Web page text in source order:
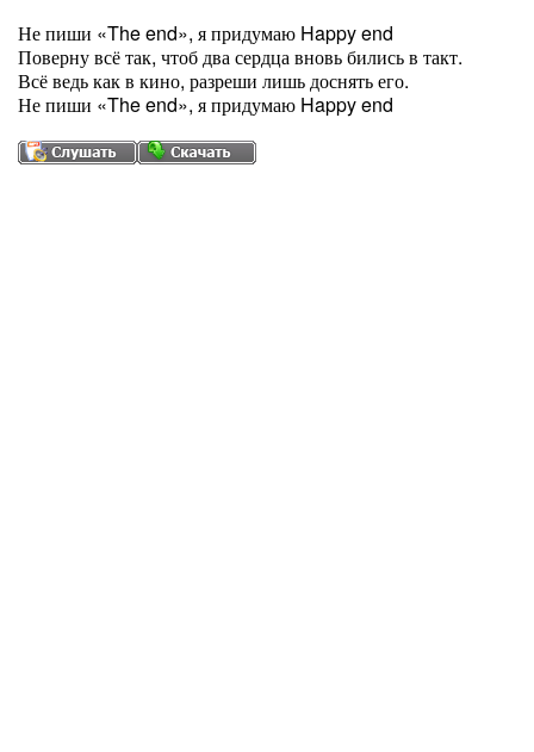
Не пиши «The end», я придумаю Happy end
Поверну всё так, чтоб два сердца вновь бились в такт.
Всё ведь как в кино, разреши лишь доснять его.
Не пиши «The end», я придумаю Happy end